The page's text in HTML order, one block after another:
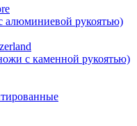
алюминиевой рукоятью)
с каменной рукоятью)